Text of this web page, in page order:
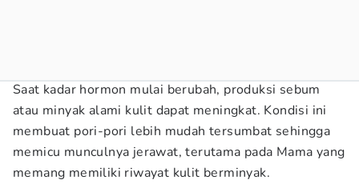
Saat kadar hormon mulai berubah, produksi sebum
atau minyak alami kulit dapat meningkat. Kondisi ini
membuat pori-pori lebih mudah tersumbat sehingga
memicu munculnya jerawat, terutama pada Mama yang
memang memiliki riwayat kulit berminyak.